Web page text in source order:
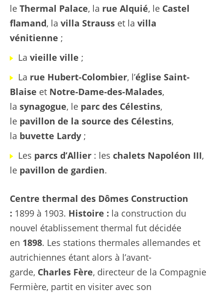
le Thermal Palace, la rue Alquié, le Castel
flamand, la villa Strauss et la villa
vénitienne ;
La vieille ville ;
La rue Hubert-Colombier, l’église Saint-
Blaise et Notre-Dame-des-Malades,
la synagogue, le parc des Célestins,
le pavillon de la source des Célestins,
la buvette Lardy ;
Les parcs d’Allier : les chalets Napoléon III,
le pavillon de gardien.
Centre thermal des Dômes Construction
: 1899 à 1903. Histoire : la construction du
nouvel établissement thermal fut décidée
en 1898. Les stations thermales allemandes et
autrichiennes étant alors à l’avant-
garde, Charles Fère, directeur de la Compagnie
Fermière, partit en visiter avec son